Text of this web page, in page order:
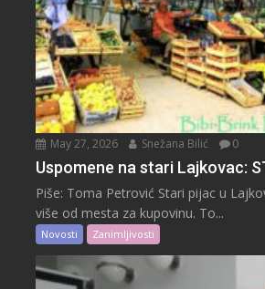
May 27, 2026 Snežana Bilić 0
Uspomene na stari Lajkovac:
Piše: Toma Petrović Stari pijac u
više od mesta za kupovinu. To...
Novosti Zanimljivosti